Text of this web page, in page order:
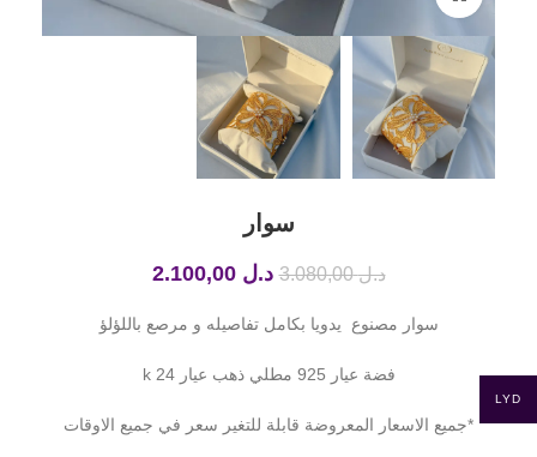
سوار
د.ل3.080,00 د.ل 2.100,00
سوار مصنوع يدويا بكامل تفاصيله و مرصع باللؤلؤ
فضة عيار 925 مطلي ذهب عيار 24 k
*جميع الاسعار المعروضة قابلة للتغير سعر في جميع الاوقات
LYD